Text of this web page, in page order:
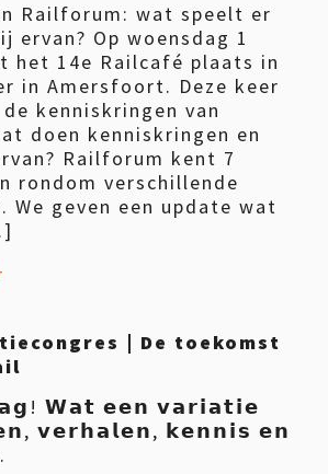
Railforum: wat speelt er
ervan? Op woensdag 1
het 14e Railcafé plaats in
in Amersfoort. Deze keer
kenniskringen van
doen kenniskringen en
Railforum kent 7
rondom verschillende
We geven een update wat
| De toekomst
𝗪𝗮𝘁 𝗲𝗲𝗻 𝘃𝗮𝗿𝗶𝗮𝘁𝗶𝗲
𝘃𝗲𝗿𝗵𝗮𝗹𝗲𝗻, 𝗸𝗲𝗻𝗻𝗶𝘀 𝗲𝗻